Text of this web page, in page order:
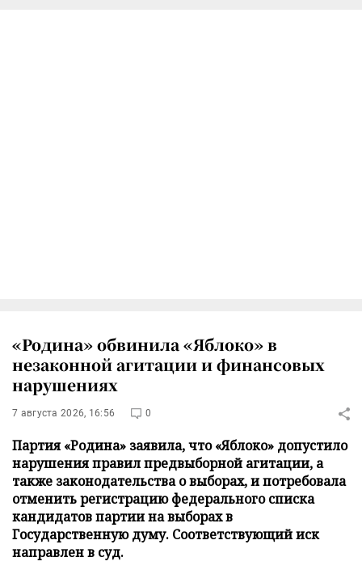
«Родина» обвинила «Яблоко» в
незаконной агитации и финансовых
нарушениях
7 августа 2026, 16:56 0
Партия «Родина» заявила, что «Яблоко» допустило
нарушения правил предвыборной агитации, а
также законодательства о выборах, и потребовала
отменить регистрацию федерального списка
кандидатов партии на выборах в
Государственную думу. Соответствующий иск
направлен в суд.